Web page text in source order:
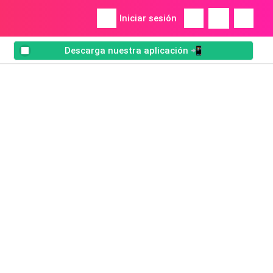
Iniciar sesión
Descarga nuestra aplicación 📲